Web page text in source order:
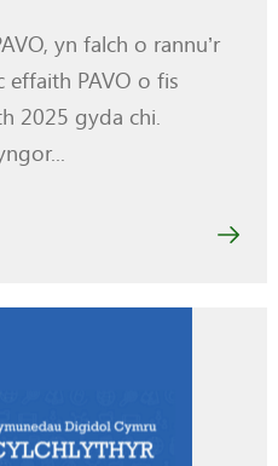
yn falch o rannu’r
effaith PAVO o fis
2025 gyda chi.